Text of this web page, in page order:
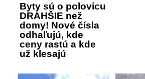
Byty sú o polovicu
DRAHŠIE než
domy! Nové čísla
odhaľujú, kde
ceny rastú a kde
už klesajú